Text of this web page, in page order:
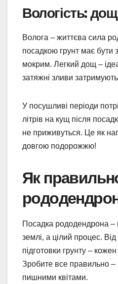
Вологість:
Волога – життєва сила
посадкою грунт має бути
мокрим. Легкий дощ –
затяжні зливи
У посушливі періоди
літрів на кущ після
не приживуться. Це як
довгою подорожжю!
Як
Посадка рододендрона –
землі, а цілий процес.
підготовки грунту –
Зробите все правильно –
пишними квітами.